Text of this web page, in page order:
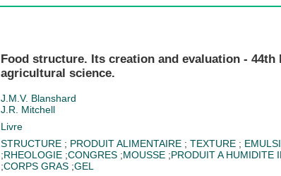
Food structure. Its creation and evaluation -
agricultural science.
J.M.V. Blanshard
J.R. Mitchell
Livre
STRUCTURE ; PRODUIT ALIMENTAIRE ; TEXTURE ;
;RHEOLOGIE ;CONGRES ;MOUSSE ;PRODUIT A HUMIDITE
;CORPS GRAS ;GEL